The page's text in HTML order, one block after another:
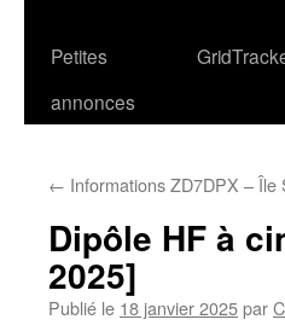
Petites
annonces
← Informations ZD7DPX – Île
Dipôle HF à
2025]
Publié le 18 janvier 2025par